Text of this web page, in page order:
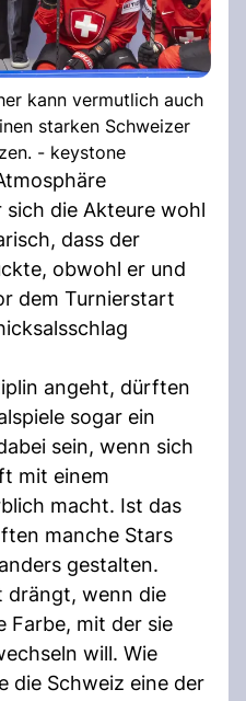
kann vermutlich auch
starken Schweizer
- keystone
die Akteure wohl
dass der
obwohl er und
dem Turnierstart
angeht, dürften
sogar ein
sein, wenn sich
mit einem
macht. Ist das
manche Stars
gestalten.
drängt, wenn die
Farbe, mit der sie
will. Wie
die Schweiz eine der